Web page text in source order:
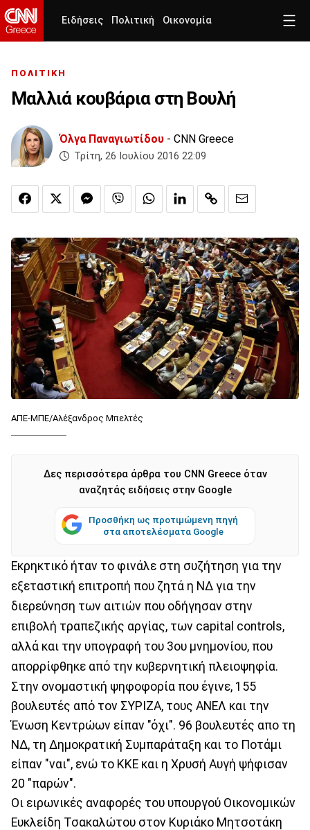
Ειδήσεις Πολιτική Οικονομία
ΠΟΛΙΤΙΚΗ
Μαλλιά κουβάρια στη Βουλή
Όλγα Παναγιωτίδου - CNN Greece
Τρίτη, 26 Ιουλίου 2016 22:09
ΑΠΕ-ΜΠΕ/Αλέξανδρος Μπελτές
Δες περισσότερα άρθρα του CNN Greece όταν
αναζητάς ειδήσεις στην Google
Προσθήκη ως προτιμώμενη πηγή
στα αποτελέσματα Google
Εκρηκτικό ήταν το φινάλε στη συζήτηση για την
εξεταστική επιτροπή που ζητά η ΝΔ για την
διερεύνηση των αιτιών που οδήγησαν στην
επιβολή τραπεζικής αργίας, των capital controls,
αλλά και την υπογραφή του 3ου μνημονίου, που
απορρίφθηκε από την κυβερνητική πλειοψηφία.
Στην ονομαστική ψηφοφορία που έγινε, 155
βουλευτές από τον ΣΥΡΙΖΑ, τους ΑΝΕΛ και την
Ένωση Κεντρώων είπαν "όχι". 96 βουλευτές απο τη
ΝΔ, τη Δημοκρατική Συμπαράταξη και το Ποτάμι
είπαν "ναι", ενώ το ΚΚΕ και η Χρυσή Αυγή ψήφισαν
20 "παρών".
Οι ειρωνικές αναφορές του υπουργού Οικονομικών
Ευκλείδη Τσακαλώτου στον Κυριάκο Μητσοτάκη